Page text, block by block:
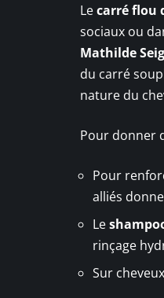
Lecarré flou
sociaux ou
Mathilde
du carré
nature du
Pour donner
Pour
alliés
Le
rinçage
Sur